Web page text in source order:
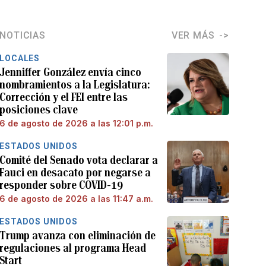
NOTICIAS VER MÁS
LOCALES
Jenniffer González envía cinco
nombramientos a la Legislatura:
Corrección y el FEI entre las
posiciones clave
6 de agosto de 2026 a las 12:01 p.m.
ESTADOS UNIDOS
Comité del Senado vota declarar a
Fauci en desacato por negarse a
responder sobre COVID-19
6 de agosto de 2026 a las 11:47 a.m.
ESTADOS UNIDOS
Trump avanza con eliminación de
regulaciones al programa Head
Start